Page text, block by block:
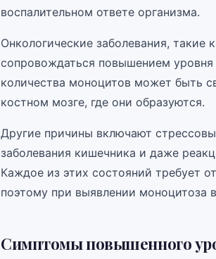
воспалительном ответе организма.
Онкологические заболевания,
сопровождаться повышением
количества моноцитов может быть
костном мозге, где они образуются.
Другие причины включают
заболевания кишечника и даже
Каждое из этих состояний требует
поэтому при выявлении моноцитоза
Симптомы повышенного